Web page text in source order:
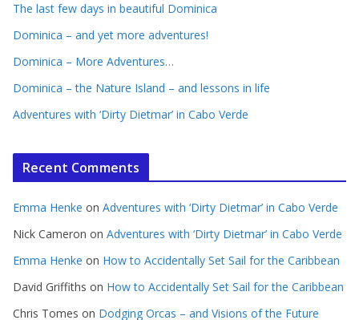
The last few days in beautiful Dominica
Dominica – and yet more adventures!
Dominica – More Adventures…
Dominica – the Nature Island – and lessons in life
Adventures with ‘Dirty Dietmar’ in Cabo Verde
Recent Comments
Emma Henke on Adventures with ‘Dirty Dietmar’ in Cabo Verde
Nick Cameron on Adventures with ‘Dirty Dietmar’ in Cabo Verde
Emma Henke on How to Accidentally Set Sail for the Caribbean
David Griffiths on How to Accidentally Set Sail for the Caribbean
Chris Tomes on Dodging Orcas – and Visions of the Future